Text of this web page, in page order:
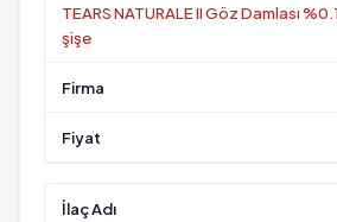
TEARS NATURALE II Göz Damlası
şişe